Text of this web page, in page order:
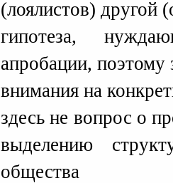
(лоялистов) другой
гипотеза,
апробации, поэтому
внимания на
здесь не вопрос о
выделению
общества